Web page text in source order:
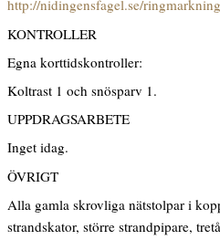
http://nidingensfagel.se/
KONTROLLER
Egna korttidskontroller:
Koltrast 1 och snösparv 1.
UPPDRAGSARBETE
Inget idag.
ÖVRIGT
Alla gamla skrovliga nätstolpar i
strandskator, större strandpipare,